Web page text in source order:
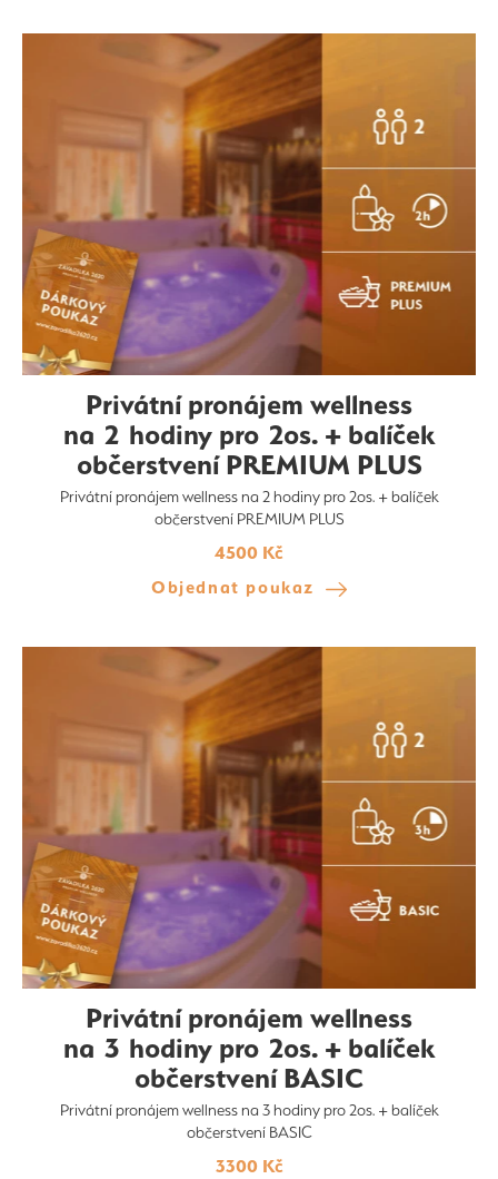
Privátní pronájem wellness
na 2 hodiny pro 2os. + balíček
občerstvení PREMIUM PLUS
Privátní pronájem wellness na 2 hodiny pro 2os. + balíček
občerstvení PREMIUM PLUS
4500 Kč
Objednat poukaz
Privátní pronájem wellness
na 3 hodiny pro 2os. + balíček
občerstvení BASIC
Privátní pronájem wellness na 3 hodiny pro 2os. + balíček
občerstvení BASIC
3300 Kč